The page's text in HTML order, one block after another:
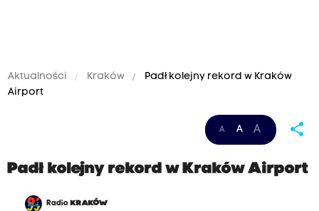
Aktualności Kraków
Padł kolejny rekord w Kraków
Airport
A A A share
Padł kolejny rekord w Kraków Airport
Radio KRAKÓW